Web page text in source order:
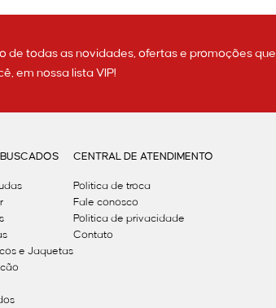
de todas as novidades, ofertas e promoções que
em nossa lista VIP!
e Jaquetas
CENTRAL DE ATENDIMENTO
Política de troca
Fale conosco
Politica de privacidade
Contato